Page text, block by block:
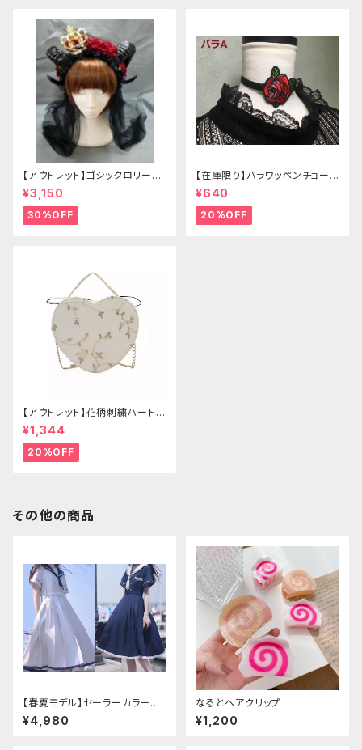
【アウトレット】ゴシックロリータ
ゴールドクラウン＆ホーン(ヴェ
ール付き)
¥3,150
30%OFF
【在庫限り】バラワッペンチョーカ
ー
¥640
20%OFF
【アウトレット】花柄刺繍ハートバ
ッグ
¥1,344
20%OFF
その他の商品
【春夏モデル】セーラーカラープ
リーツワンピース
¥4,980
なるとヘアクリップ
¥1,200